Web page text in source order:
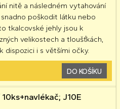
nitě a následném vytahování
snadno poškodit látku nebo
tkalcovské jehly jsou k
velikostech a tloušťkách,
dispozici i s většími očky.
DO KOŠÍKU
J10E